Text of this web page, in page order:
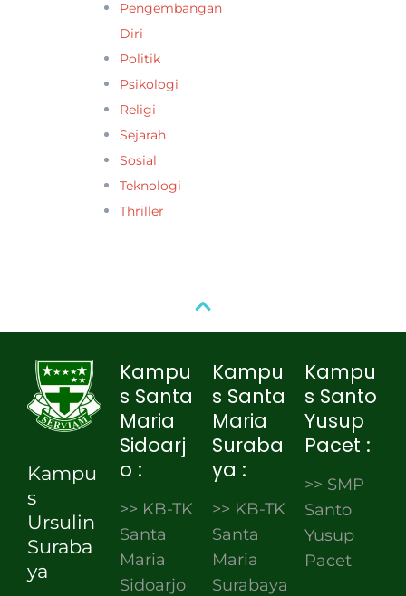
Pengembangan
Diri
Politik
Psikologi
Religi
Sejarah
Sosial
Teknologi
Thriller
Kampu
s
Ursulin
Suraba
ya
Kampu
s Santa
Maria
Sidoarj
o :
>> KB-TK
Santa
Maria
Sidoarjo
Kampu
s Santa
Maria
Suraba
ya :
>> KB-TK
Santa
Maria
Surabaya
Kampu
s Santo
Yusup
Pacet :
>> SMP
Santo
Yusup
Pacet